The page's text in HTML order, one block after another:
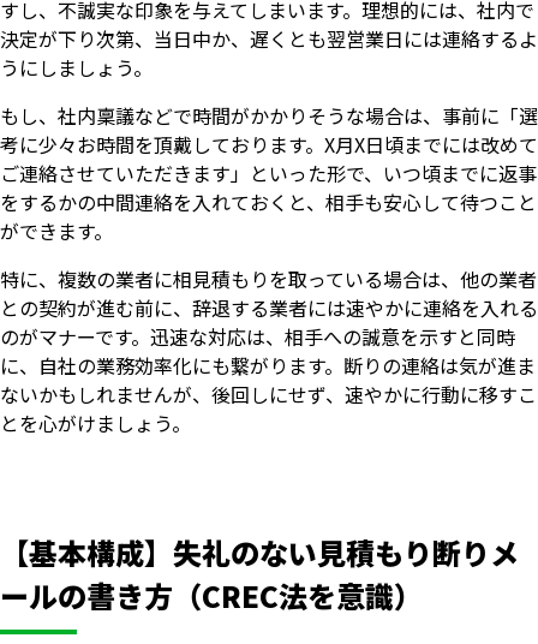
すし、不誠実な印象を与えてしまいます。理想的には、社内で
決定が下り次第、当日中か、遅くとも翌営業日には連絡するよ
うにしましょう。
もし、社内稟議などで時間がかかりそうな場合は、事前に「選
考に少々お時間を頂戴しております。X月X日頃までには改めて
ご連絡させていただきます」といった形で、いつ頃までに返事
をするかの中間連絡を入れておくと、相手も安心して待つこと
ができます。
特に、複数の業者に相見積もりを取っている場合は、他の業者
との契約が進む前に、辞退する業者には速やかに連絡を入れる
のがマナーです。迅速な対応は、相手への誠意を示すと同時
に、自社の業務効率化にも繋がります。断りの連絡は気が進ま
ないかもしれませんが、後回しにせず、速やかに行動に移すこ
とを心がけましょう。
【基本構成】失礼のない見積もり断りメ
ールの書き方（CREC法を意識）